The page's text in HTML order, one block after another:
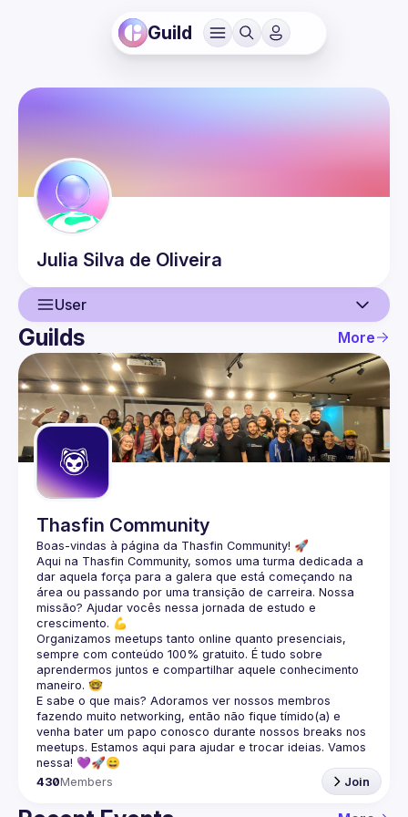
Guild
Julia Silva de Oliveira
User
User
Events
Guilds
Guilds More
Thasfin Community
Boas-vindas à página da Thasfin Community! 🚀
Aqui na Thasfin Community, somos uma turma dedicada a
dar aquela força para a galera que está começando na
área ou passando por uma transição de carreira. Nossa
missão? Ajudar vocês nessa jornada de estudo e
crescimento. 💪
Organizamos meetups tanto online quanto presenciais,
sempre com conteúdo 100% gratuito. É tudo sobre
aprendermos juntos e compartilhar aquele conhecimento
maneiro. 🤓
E sabe o que mais? Adoramos ver nossos membros
fazendo muito networking, então não fique tímido(a) e
venha bater um papo conosco durante nossos breaks nos
meetups. Estamos aqui para ajudar e trocar ideias. Vamos
nessa! 💜🚀😄
430Members Join